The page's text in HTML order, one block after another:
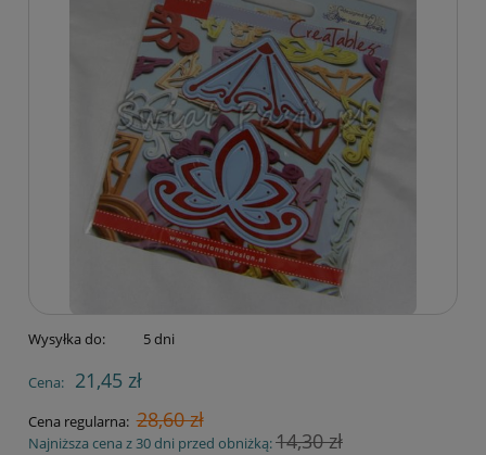
Wysyłka do: 5 dni
Cena: 21,45 zł
Cena regularna: 28,60 zł
Najniższa cena z 30 dni przed obniżką:14,30 zł